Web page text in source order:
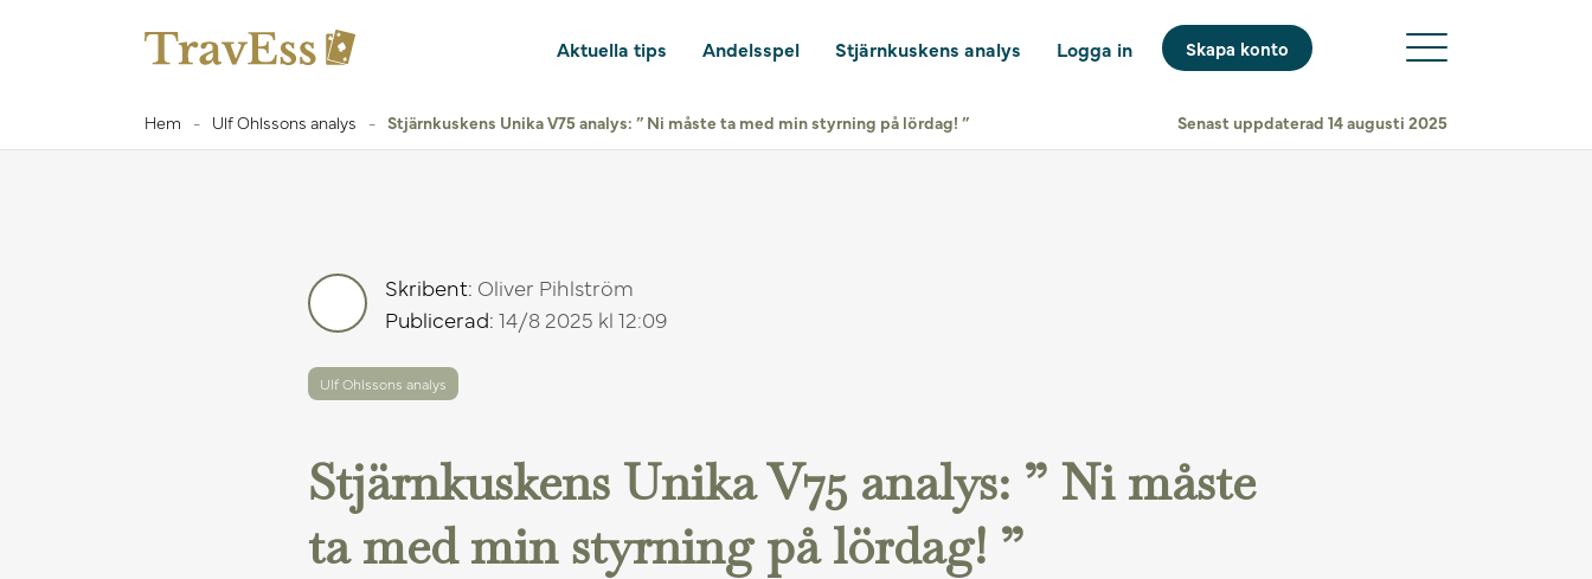
Aktuella tips Andelsspel Stjärnkuskens analys Logga in Skapa konto
Hem - Ulf Ohlssons analys - Stjärnkuskens Unika V75 analys: ” Ni måste ta med min styrning på lördag! ” Senast uppdaterad 14 augusti 2025
Skribent: Oliver Pihlström
Publicerad: 14/8 2025 kl 12:09
Ulf Ohlssons analys
Stjärnkuskens Unika V75 analys: ” Ni måste
ta med min styrning på lördag! ”